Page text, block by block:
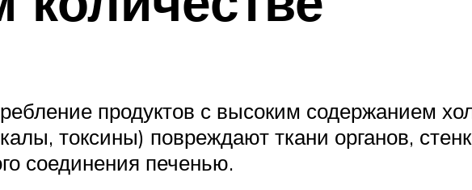
продуктов с высоким содержанием
токсины) повреждают ткани органов,
соединения печенью.